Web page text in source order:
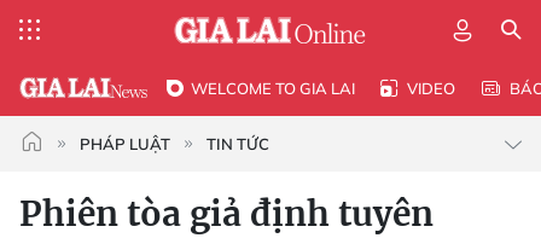
WELCOME TO GIA LAI VIDEO
PHÁP LUẬT TIN TỨC
Phiên tòa giả định tuyên